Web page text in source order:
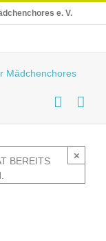
e. V.
BEREITS
×